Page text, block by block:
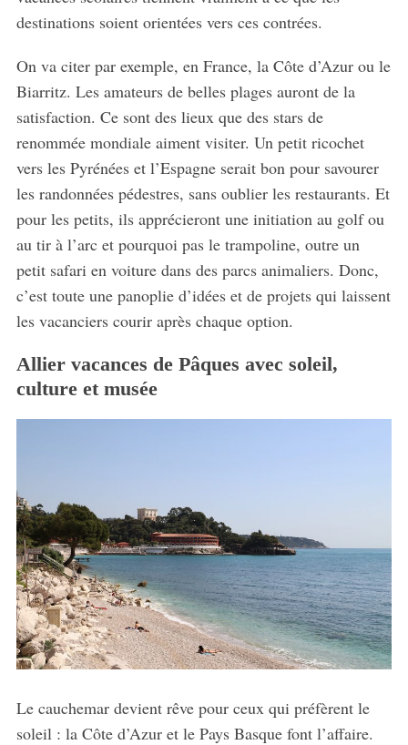
destinations soient orientées vers ces contrées.
On va citer par exemple, en France, la Côte d’Azur ou le
Biarritz. Les amateurs de belles plages auront de la
satisfaction. Ce sont des lieux que des stars de
renommée mondiale aiment visiter. Un petit ricochet
vers les Pyrénées et l’Espagne serait bon pour savourer
les randonnées pédestres, sans oublier les restaurants. Et
pour les petits, ils apprécieront une initiation au golf ou
au tir à l’arc et pourquoi pas le trampoline, outre un
petit safari en voiture dans des parcs animaliers. Donc,
c’est toute une panoplie d’idées et de projets qui laissent
les vacanciers courir après chaque option.
Allier vacances de Pâques avec soleil,
culture et musée
Le cauchemar devient rêve pour ceux qui préfèrent le
soleil : la Côte d’Azur et le Pays Basque font l’affaire.
S
e
a
r
c
r
: